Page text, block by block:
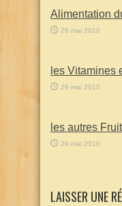
Alimentation
26 mai 2010
les Vitamines
26 mai 2010
les autres
26 mai 2010
LAISSER UNE